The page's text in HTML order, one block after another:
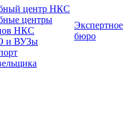
центр НКС
центры
НКС
и ВУЗы
Экспертное
бюро